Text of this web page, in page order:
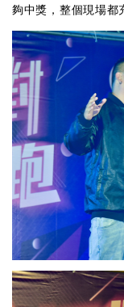
夠中獎，整個現場都